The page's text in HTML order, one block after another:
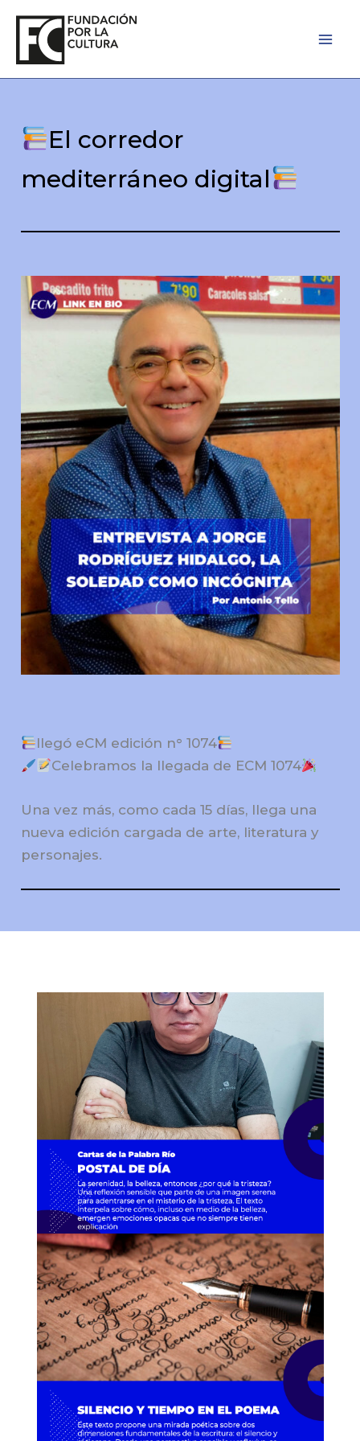
contenido
El corredor
mediterráneo digital
llegó eCM edición n° 1074
Celebramos la llegada de ECM 1074
Una vez más, como cada 15 días, llega una
nueva edición cargada de arte, literatura y
personajes.